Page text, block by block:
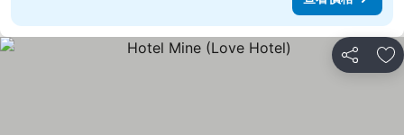
分享 放